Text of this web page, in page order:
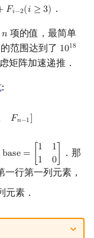
𝐹𝑖−2(𝑖 ≥ 3)
(i≥3) ．
𝑛
n 项的值，最简单
的范围达到了 1018
1018
矩阵加速递推．
:
𝐹𝑛−1]
]
base = 1
1
1
0
10]
．那
一行第一列元素，
元素．